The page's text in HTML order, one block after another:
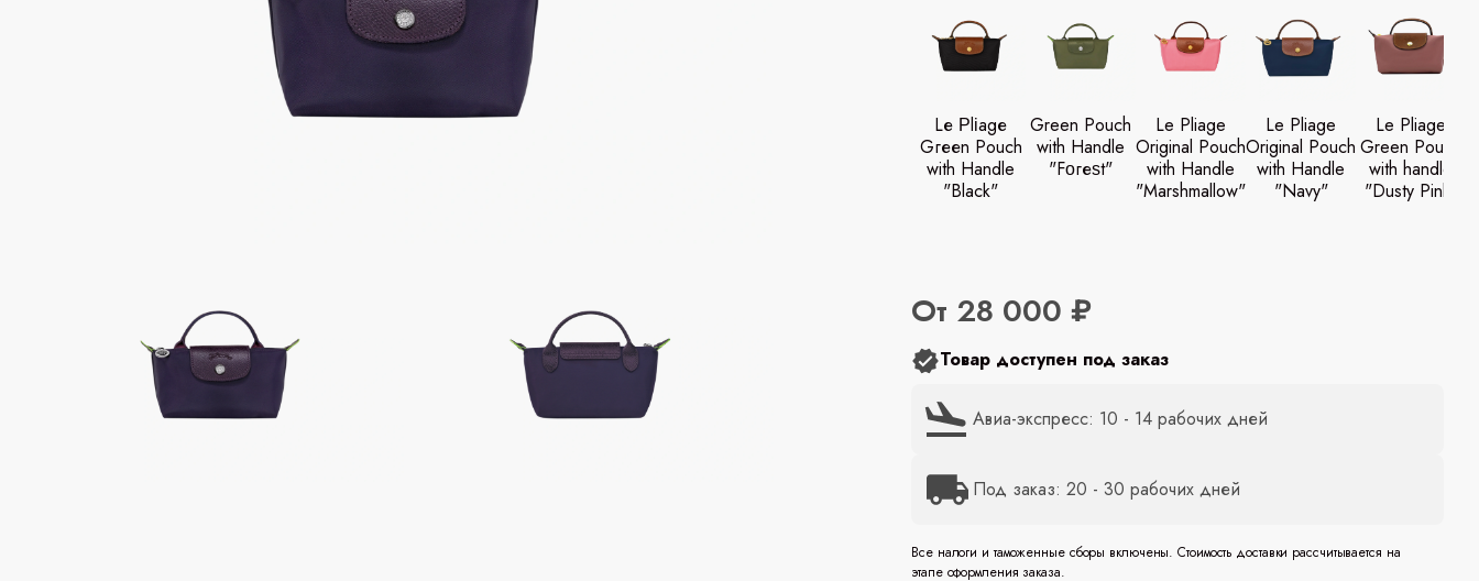
Lе Ρlіаgе
Gгееn Pouch
with Handle
"Вlасk"
Green Pouch
with Handle
"Fοгеѕt"
Le Pliage
Original Pouch
with Handle
"Marshmallow"
Le Pliage
Original Pouch
with Handle
"Navy"
Le Pliage
Green Pouch
with handle
"Dusty Pink"
От 28 000 ₽
Товар доступен под заказ
Авиа-экспресс: 10 - 14 рабочих дней
Под заказ: 20 - 30 рабочих дней
Все налоги и таможенные сборы включены. Стоимость доставки рассчитывается на
этапе оформления заказа.